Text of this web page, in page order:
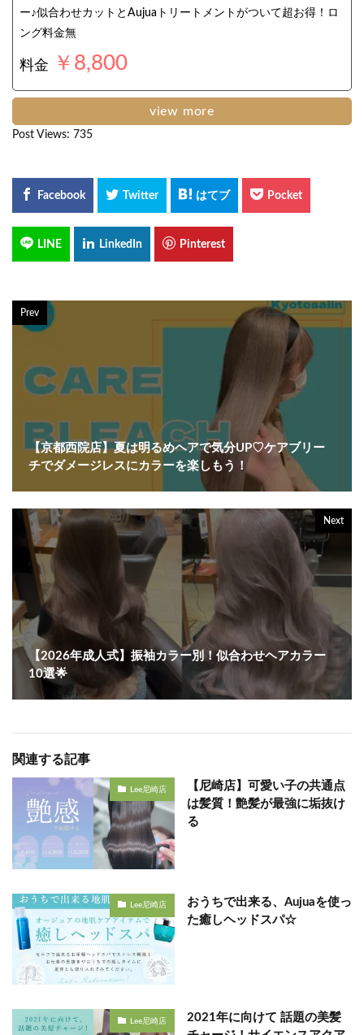
ー♪似合わせカットとAujuaトリートメントがついて超お得！ロ
ング料金無
料金 ￥8,800
view more
Post Views: 735
Prev
【京都西院店】夏は明るめヘアで気分UP♡ケアブリー
チでダメージレスにカラーを楽しもう！
Next
【2026年成人式】振袖カラー別！似合わせヘアカラー
10選🌟
関連する記事
Lee尼崎店
【尼崎店】可愛い子の共通点
は髪質！艶髪が最強に垢抜け
る
Lee尼崎店
おうちで出来る、Aujuaを使っ
た癒しヘッドスパ☆
Lee尼崎店
2021年に向けて 話題の美髪